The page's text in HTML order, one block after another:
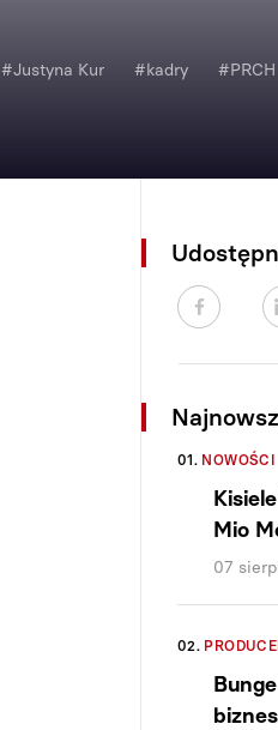
#Justyna Kur #kadry #PRCH
01. NOWOŚCI
Mio
07
02.